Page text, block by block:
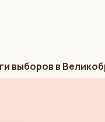
выборов в